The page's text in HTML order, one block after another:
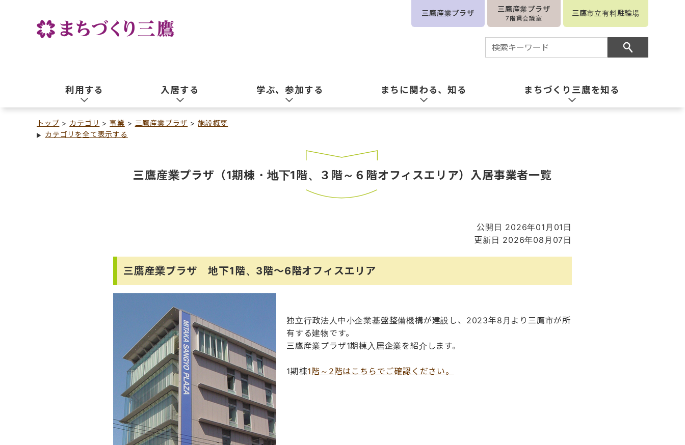
三鷹産業プラザ 三鷹産業プラザ
7階貸会議室
三鷹市立有料駐輪場
利用する 入居する 学ぶ、参加する まちに関わる、知る まちづくり三鷹を知る
トップ カテゴリ 事業 三鷹産業プラザ
施設概要
カテゴリを全て表示する
三鷹産業プラザ（1期棟・地下1階、３階～６階オフィスエリア）入居事業者一覧
公開日 2026年01月01日
更新日 2026年08月07日
三鷹産業プラザ 地下1階、3階～6階オフィスエリア
独立行政法人中小企業基盤整備機構が建設し、2023年8月より三鷹市が所
有する建物です。
三鷹産業プラザ1期棟入居企業を紹介します。
1期棟1階～2階はこちらでご確認ください。